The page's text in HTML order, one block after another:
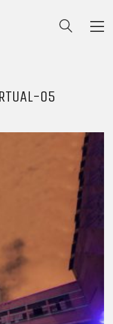
05
MEMBERS CLUB
para festas, free